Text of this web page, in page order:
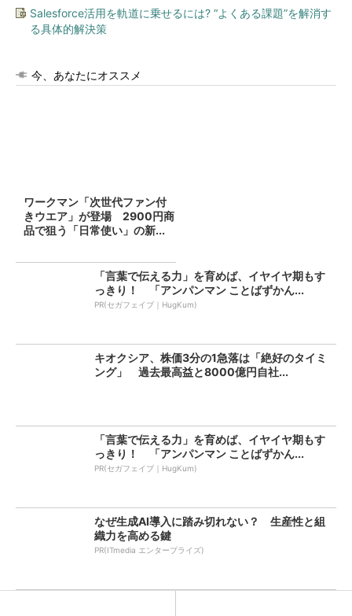
Salesforce活用を軌道に乗せるには? “よくある課題”を解消す
る具体的解決策
今、あなたにオススメ
ワークマン「次世代ファン付
きウエア」が登場 2900円商
品で狙う「日常使い」の新...
「言葉で伝える力」を育めば、イヤイヤ期もす
っきり！ 「アンパンマン ことばずかん...
PR(セガフェイブ｜HugKum)
キオクシア、株価3分の1急落は「絶好のタイミ
ング」 過去最高益と8000億円自社...
「言葉で伝える力」を育めば、イヤイヤ期もす
っきり！ 「アンパンマン ことばずかん...
PR(セガフェイブ｜HugKum)
なぜ生成AI導入に踏み切れない？ 生産性と組
織力を高める鍵
PR(ITmedia エンタープライズ)